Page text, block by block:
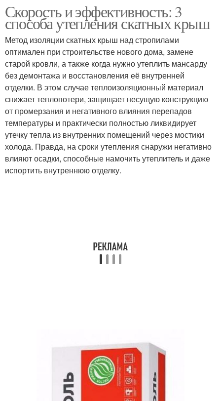
Скорость и эффективность: 3
способа утепления скатных крыш
Метод изоляции скатных крыш над стропилами
оптимален при строительстве нового дома, замене
старой кровли, а также когда нужно утеплить мансарду
без демонтажа и восстановления её внутренней
отделки. В этом случае теплоизоляционный материал
снижает теплопотери, защищает несущую конструкцию
от промерзания и негативного влияния перепадов
температуры и практически полностью ликвидирует
утечку тепла из внутренних помещений через мостики
холода. Правда, на сроки утепления снаружи негативно
влияют осадки, способные намочить утеплитель и даже
испортить внутреннюю отделку.